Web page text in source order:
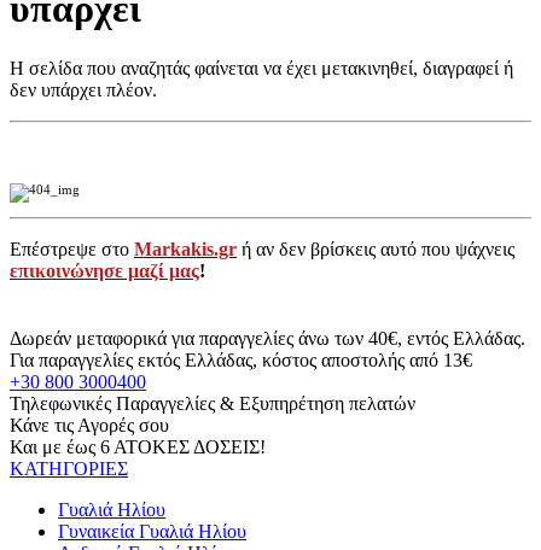
υπάρχει
Η σελίδα που αναζητάς φαίνεται να έχει μετακινηθεί, διαγραφεί ή
δεν υπάρχει πλέον.
Επέστρεψε στο Markakis.gr ή αν δεν βρίσκεις αυτό που ψάχνεις
επικοινώνησε μαζί μας!
Δωρεάν μεταφορικά για παραγγελίες άνω των 40€, εντός Ελλάδας.
Για παραγγελίες εκτός Ελλάδας, κόστος αποστολής από 13€
+30 800 3000400
Τηλεφωνικές Παραγγελίες & Εξυπηρέτηση πελατών
Κάνε τις Αγορές σου
Και με έως 6 ΑΤΟΚΕΣ ΔΟΣΕΙΣ!
ΚΑΤΗΓΟΡΙΕΣ
Γυαλιά Ηλίου
Γυναικεία Γυαλιά Ηλίου